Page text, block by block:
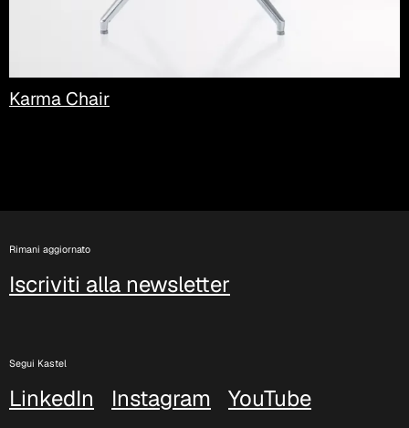
Karma Chair
Rimani aggiornato
Iscriviti alla newsletter
Segui Kastel
LinkedIn Instagram
YouTube